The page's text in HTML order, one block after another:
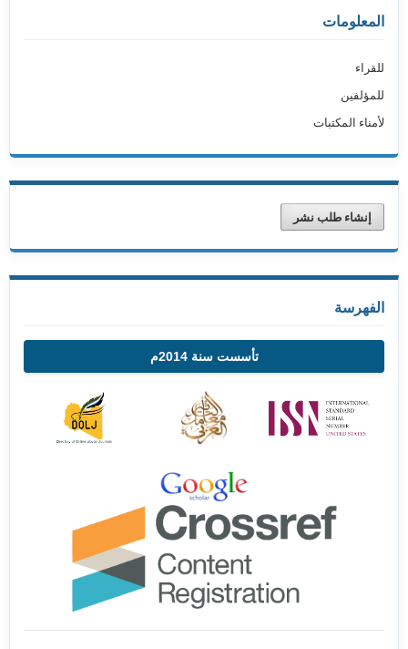
المعلومات
للقراء
للمؤلفين
لأمناء المكتبات
إنشاء طلب نشر
الفهرسة
تأسست سنة 2014م